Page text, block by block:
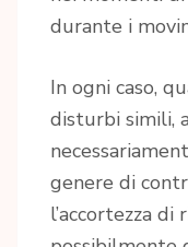
durante i
In ogni caso,
disturbi simili,
genere di
l’accortezza di